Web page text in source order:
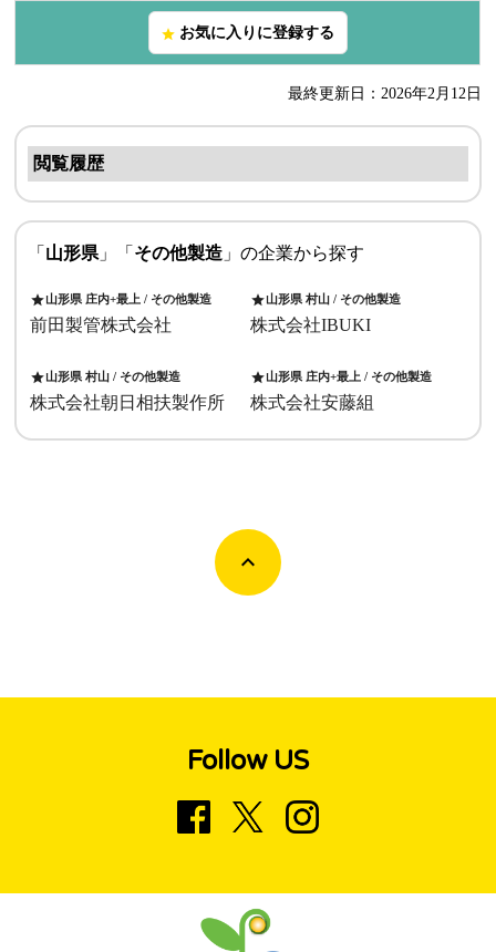
star お気に入りに登録する
最終更新日：2026年2月12日
閲覧履歴
「 山形県 」「 その他製造 」の企業から探す
star山形県 庄内+最上 / その他製造
前田製管株式会社
star山形県 村山 / その他製造
株式会社IBUKI
star山形県 村山 / その他製造
株式会社朝日相扶製作所
star山形県 庄内+最上 / その他製造
株式会社安藤組
Follow US